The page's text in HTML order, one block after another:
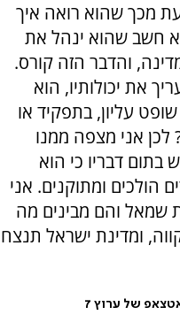
מכך שהוא רואה איך
חשב שהוא ינהל את
והדבר הזה קורס.
את יכולותיו, הוא
עליון, בתפקיד או
לכן אני מצפה ממנו
בתום דבריו כי הוא
הולכים ומתוקנים. אני
שמאל והם מבינים מה
ומדינת ישראל תנצח
של ערוץ 7